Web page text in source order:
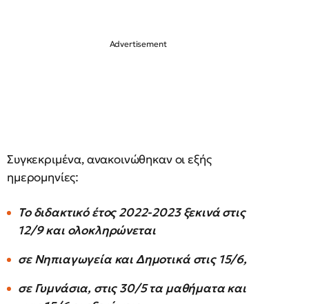
Συγκεκριμένα, ανακοινώθηκαν οι εξής
ημερομηνίες:
Το διδακτικό έτος 2022-2023 ξεκινά στις
12/9 και ολοκληρώνεται
σε Νηπιαγωγεία και Δημοτικά στις 15/6,
σε Γυμνάσια, στις 30/5 τα μαθήματα και